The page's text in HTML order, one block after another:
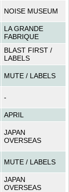
NOISE MUSEUM
LA GRANDE
FABRIQUE
BLAST FIRST /
LABELS
MUTE / LABELS
-
APRIL
JAPAN
OVERSEAS
MUTE / LABELS
JAPAN
OVERSEAS